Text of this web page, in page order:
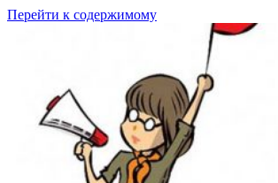
Перейти к содержимому